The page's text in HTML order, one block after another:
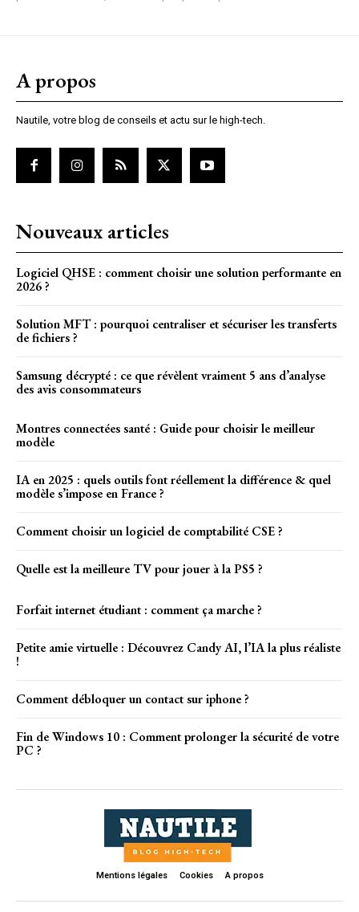
A propos
Nautile, votre blog de conseils et actu sur le high-tech.
Nouveaux articles
Logiciel QHSE : comment choisir une solution performante en
2026 ?
Solution MFT : pourquoi centraliser et sécuriser les transferts
de fichiers ?
Samsung décrypté : ce que révèlent vraiment 5 ans d’analyse
des avis consommateurs
Montres connectées santé : Guide pour choisir le meilleur
modèle
IA en 2025 : quels outils font réellement la différence & quel
modèle s’impose en France ?
Comment choisir un logiciel de comptabilité CSE ?
Quelle est la meilleure TV pour jouer à la PS5 ?
Forfait internet étudiant : comment ça marche ?
Petite amie virtuelle : Découvrez Candy AI, l’IA la plus réaliste
!
Comment débloquer un contact sur iphone ?
Fin de Windows 10 : Comment prolonger la sécurité de votre
PC ?
Mentions légales Cookies A propos